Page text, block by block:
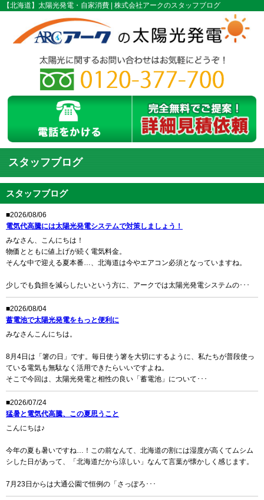
【北海道】太陽光発電・自家消費 | 株式会社アークのスタッフブログ
スタッフブログ
スタッフブログ
■2026/08/06
電気代高騰には太陽光発電システムで対策しましょう！
みなさん、こんにちは！
物価とともに値上げが続く電気料金。
そんな中で迎える夏本番…、北海道は今やエアコン必須となっていますね。
少しでも負担を減らしたいという方に、アークでは太陽光発電システムの･･･
■2026/08/04
蓄電池で太陽光発電をもっと便利に
みなさんこんにちは。
8月4日は「箸の日」です。毎日使う箸を大切にするように、私たちが普段使っ
ている電気も無駄なく活用できたらいいですよね。
そこで今回は、太陽光発電と相性の良い「蓄電池」について･･･
■2026/07/24
猛暑と電気代高騰、この夏思うこと
こんにちは♪
今年の夏も暑いですね…！この前なんて、北海道の割には湿度が高くてムシム
シした日があって、「北海道だから涼しい」なんて言葉が懐かしく感じます。
7月23日からは大通公園で恒例の「さっぽろ･･･